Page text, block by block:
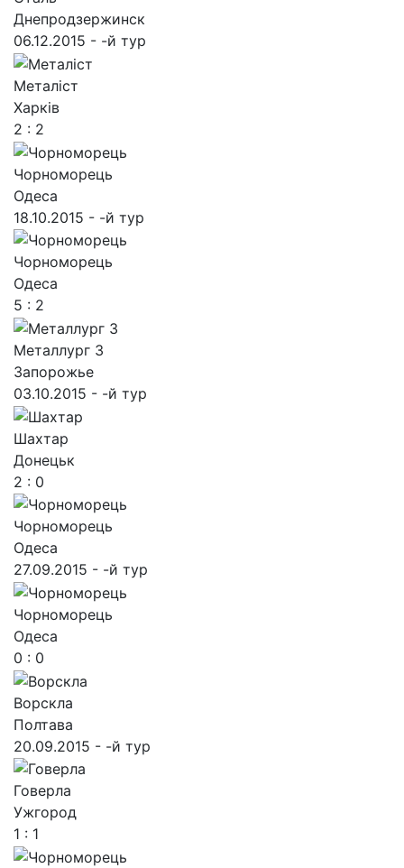
Днепродзержинск
06.12.2015 - -й тур
Металіст
Харків
2 : 2
Чорноморець
Одеса
18.10.2015 - -й тур
Чорноморець
Одеса
5 : 2
Металлург З
Запорожье
03.10.2015 - -й тур
Шахтар
Донецьк
2 : 0
Чорноморець
Одеса
27.09.2015 - -й тур
Чорноморець
Одеса
0 : 0
Ворскла
Полтава
20.09.2015 - -й тур
Говерла
Ужгород
1 : 1